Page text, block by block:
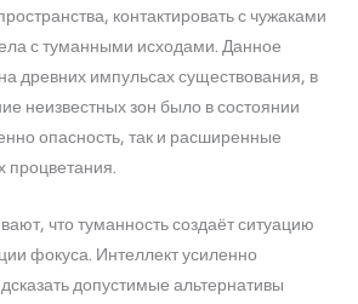
контактировать с чужаками
с туманными исходами. Данное
древних импульсах существования, в
неизвестных зон было в состоянии
опасность, так и расширенные
процветания.
что туманность создаёт ситуацию
фокуса. Интеллект усиленно
допустимые альтернативы